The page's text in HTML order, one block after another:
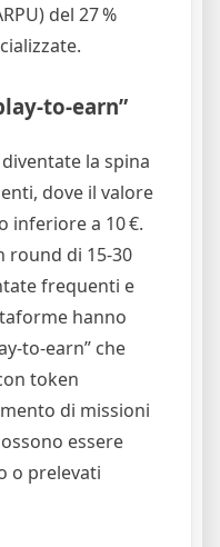
del 27 %
la spina
dove il valore
inferiore a 10 €.
round di 15‑30
frequenti e
hanno
che
token
di missioni
essere
o prelevati